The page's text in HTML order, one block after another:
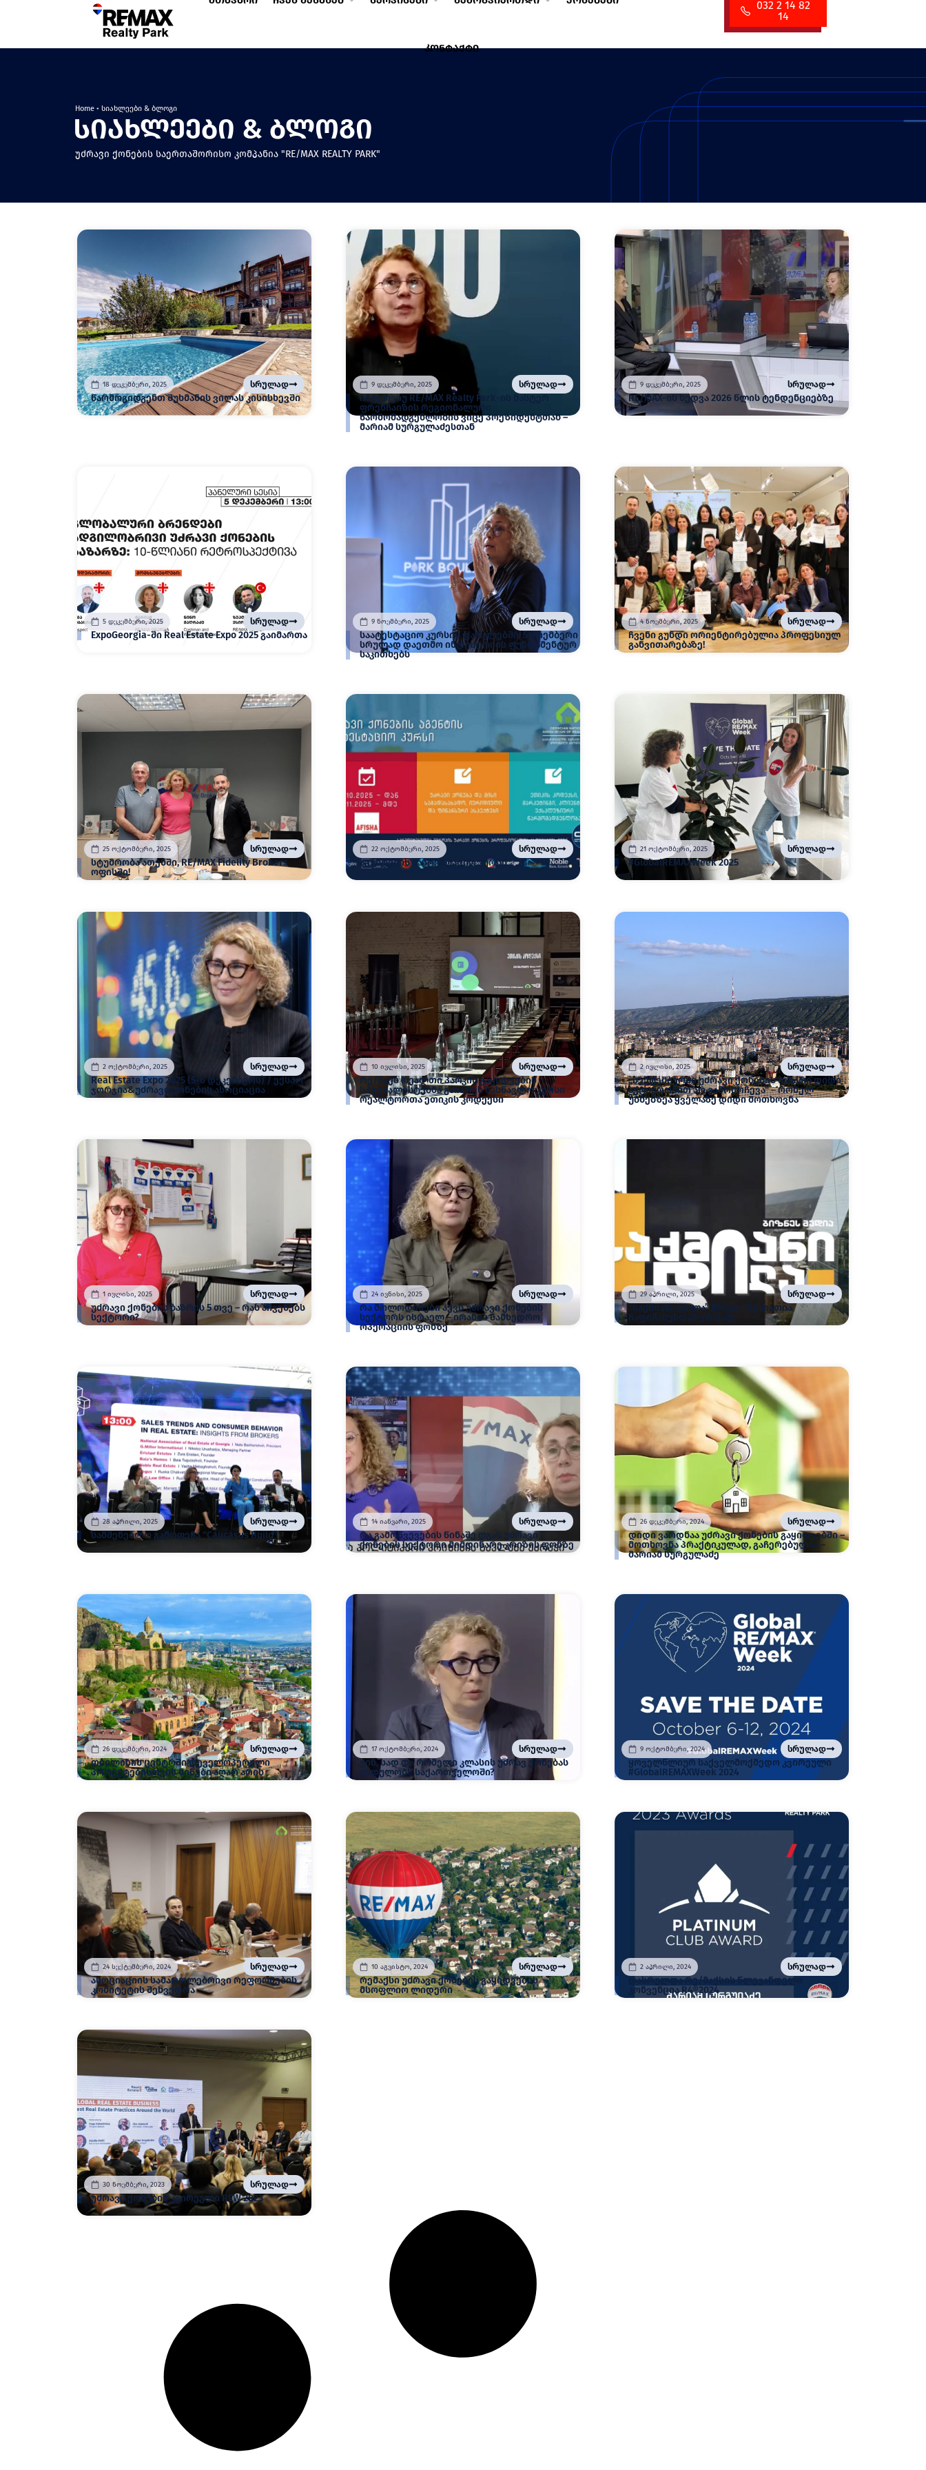
კონტაქტი
032 2 14 82
14
Home • სიახლეები & ბლოგი
სიახლეები & ბლოგი
უძრავი ქონების საერთაშორისო კომპანია "RE/MAX REALTY PARK"
18 დეკემბერი, 2025 სრულად
წარმოგიდგენთ შუხმანის ვილას კისისხევში
9 დეკემბერი, 2025 სრულად
ინტერვიუ RE/MAX Realty Park-ის მასტერ
ფრენჩაიზის რეგიონალური
წარმომადგენლობის ვიცე პრეზიდენტთან –
მარიამ სურგულაძესთან
9 დეკემბერი, 2025 სრულად
RE/MAX-ის ხედვა 2026 წლის ტენდენციებზე
5 დეკემბერი, 2025 სრულად
ExpoGeorgia-ში Real Estate Expo 2025 გაიმართა
9 ნოემბერი, 2025 სრულად
საატესტაციო კურსის ფარგლებში, 5 ნოემბერი
სრულად დაეთმო ინდუსტრიის ფუნდამენტურ
საკითხებს
4 ნოემბერი, 2025 სრულად
ჩვენი გუნდი ორიენტირებულია პროფესიულ
განვითარებაზე!
25 ოქტომბერი, 2025 სრულად
სტუმრობა ათენში, RE/MAX Fidelity Brokers
ოფისში!
22 ოქტომბერი, 2025 სრულად
აგენტების საატესტაციო კურსი
21 ოქტომბერი, 2025 სრულად
#GlobalREMAXWeek 2025
2 ოქტომბერი, 2025 სრულად
Real Estate Expo 2025 (5-6 დეკემბერს) / ექსპო
ჯორჯია&უძრავი ქონების ასოციაცია
10 ივლისი, 2025 სრულად
რე/მაქს რეალთი პარკის გაყიდვების
სპეციალისტებმა გაიარეს სასწავლო კურსი
რეალტორთა ეთიკის კოდექსი
2 ივლისი, 2025 სრულად
„სექტემბერში უძრავი ქონების ბაზარი დიდი
აქტიურობით არ გამოირჩევა“ – რომელ
უბნებზეა ყველაზე დიდი მოთხოვნა
1 ივლისი, 2025 სრულად
უძრავი ქონების ბაზრის 5 თვე – რას აჩვენებს
სექტორი?
24 ივნისი, 2025 სრულად
რა მოლოდინები აქვს უძრავი ქონების
სექტორს ისრაელ – ირანის სამხედრო
ოპერაციის ფონზე
29 აპრილი, 2025 სრულად
“საქმიანი დილა” BM.ge – ზე თათია
ჩაფიჩაძესთან ერთად.
28 აპრილი, 2025 სრულად
სამშენებლო გამოფენა “Caucasus Build”
14 იანვარი, 2025 სრულად
რა გამოწვევების წინაშე დგას უძრავი
ქონების სექტორი მიმდინარე კრიზის ფონზე
26 დეკემბერი, 2024 სრულად
დიდი ვარდნაა უძრავი ქონების გაყიდვებში –
მოთხოვნა პრაქტიკულად, გაჩერებულია –
მარიამ სურგულაძე
26 დეკემბერი, 2024 სრულად
თბილისის ცენტრში დეველოპერული
პროექტებისთვის მიწები აღარ არის
17 ოქტომბერი, 2024 სრულად
ვინ, სად და რომელი კლასის უძრავ ქონებას
ყიდულობს საქართველოში?
9 ოქტომბერი, 2024 სრულად
ყოველწლიურ საქველმოქმედო კვირეული
#GlobalREMAXWeek 2024
24 სექტემბერი, 2024 სრულად
ასოციაციის სამართლებრივი რეფორმების
კომიტეტის შეხვედრა
10 აგვისტო, 2024 სრულად
რემაქსი უძრავი ქონების გაყიდვების
მსოფლიო ლიდერი
2 აპრილი, 2024 სრულად
დასრულდა რე/მაქსის წლევანდელი
კონვენცია R4®2024
30 ნოემბერი, 2023 სრულად
უძრავი ქონების კვირეული REW 2023